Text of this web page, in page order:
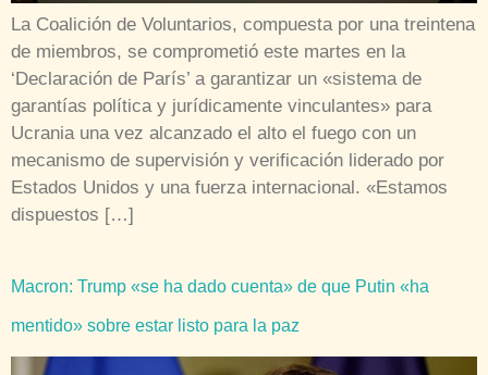
La Coalición de Voluntarios, compuesta por una treintena
de miembros, se comprometió este martes en la
‘Declaración de París’ a garantizar un «sistema de
garantías política y jurídicamente vinculantes» para
Ucrania una vez alcanzado el alto el fuego con un
mecanismo de supervisión y verificación liderado por
Estados Unidos y una fuerza internacional. «Estamos
dispuestos […]
Macron: Trump «se ha dado cuenta» de que Putin «ha
mentido» sobre estar listo para la paz